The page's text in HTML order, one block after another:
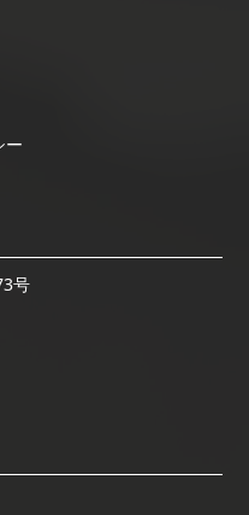
ー
号